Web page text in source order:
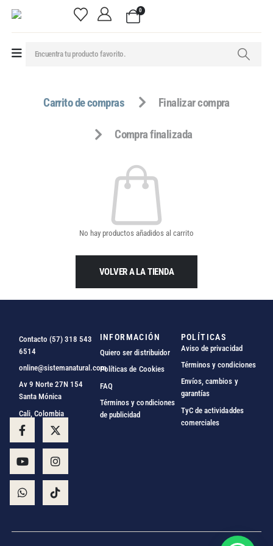
0
Carrito de compras Finalizar compra
Compra finalizada
No hay productos añadidos al carrito
VOLVER A LA TIENDA
Contacto (57) 318 543
6514
online@sistemanatural.com
Av 9 Norte 27N 154
Santa Mónica
Cali, Colombia
INFORMACIÓN
Quiero ser distribuidor
Políticas de Cookies
FAQ
Términos y condiciones
de publicidad
POLÍTICAS
Aviso de privacidad
Términos y condiciones
Envíos, cambios y
garantías
TyC de actividaddes
comerciales